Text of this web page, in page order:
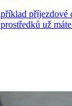
příjezdové
už